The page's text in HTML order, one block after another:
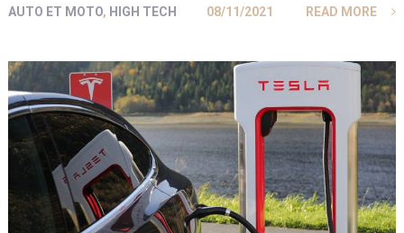
AUTO ET MOTO, HIGH TECH 08/11/2021 READ MORE